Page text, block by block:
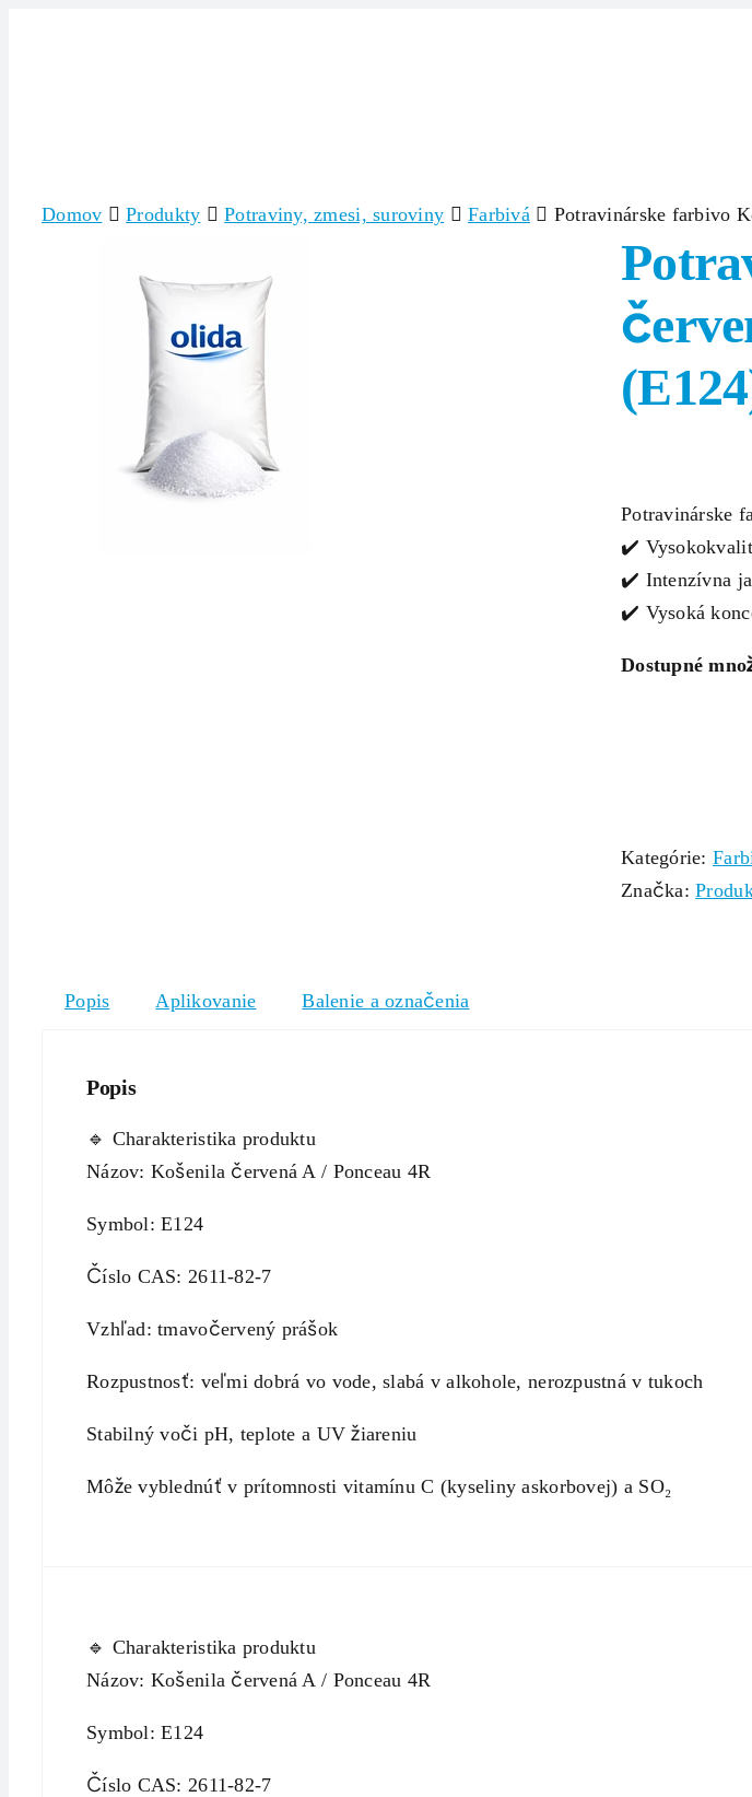
Domov Produkty Potraviny, zmesi, suroviny Farbivá Potravinárske farbivo
Potravinárske
✔️
✔️ Intenzívna
✔️ Vysoká
Dostupné
Kategórie:
Značka:
Popis Aplikovanie Balenie a označenia
Popis
🔹 Charakteristika produktu
Názov: Košenila červená A / Ponceau 4R
Symbol: E124
Číslo CAS: 2611-82-7
Vzhľad: tmavočervený prášok
Rozpustnosť: veľmi dobrá vo vode, slabá v alkohole, nerozpustná v tukoch
Stabilný voči pH, teplote a UV žiareniu
Môže vyblednúť v prítomnosti vitamínu C (kyseliny askorbovej) a SO₂
🔹 Charakteristika produktu
Názov: Košenila červená A / Ponceau 4R
Symbol: E124
Číslo CAS: 2611-82-7